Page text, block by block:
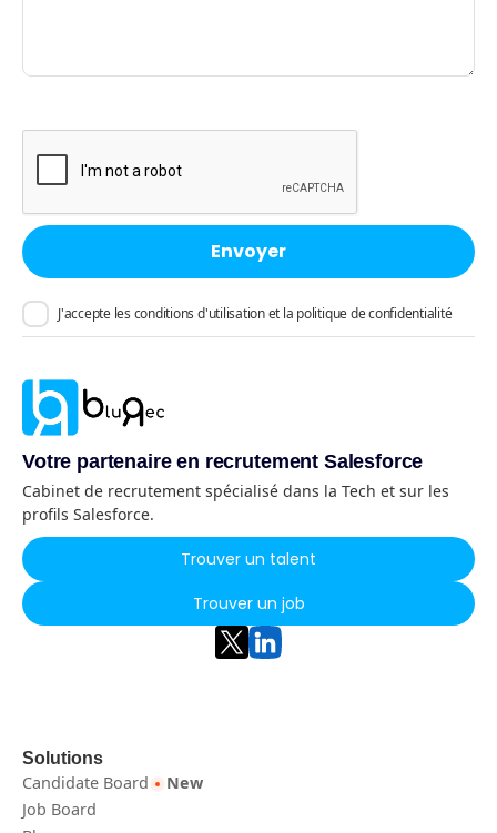
J'accepte les conditions d'utilisation et la politique de confidentialité
Votre partenaire en recrutement Salesforce
Cabinet de recrutement spécialisé dans la Tech et sur les
profils Salesforce.
Trouver un talent
Trouver un job
Solutions
Candidate Board
New
Job Board